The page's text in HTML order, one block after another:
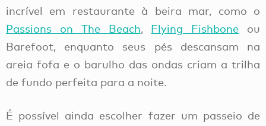
incrível em restaurante à beira mar, como o
Passions on The Beach, Flying Fishbone ou
Barefoot, enquanto seus pés descansam na
areia fofa e o barulho das ondas criam a trilha
de fundo perfeita para a noite.
É possível ainda escolher fazer um passeio de